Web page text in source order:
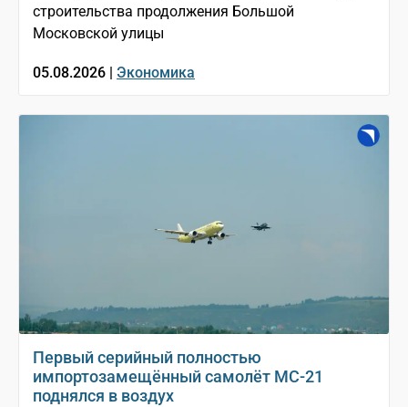
строительства продолжения Большой
Московской улицы
05.08.2026 | Экономика
Первый серийный полностью
импортозамещённый самолёт МС-21
поднялся в воздух